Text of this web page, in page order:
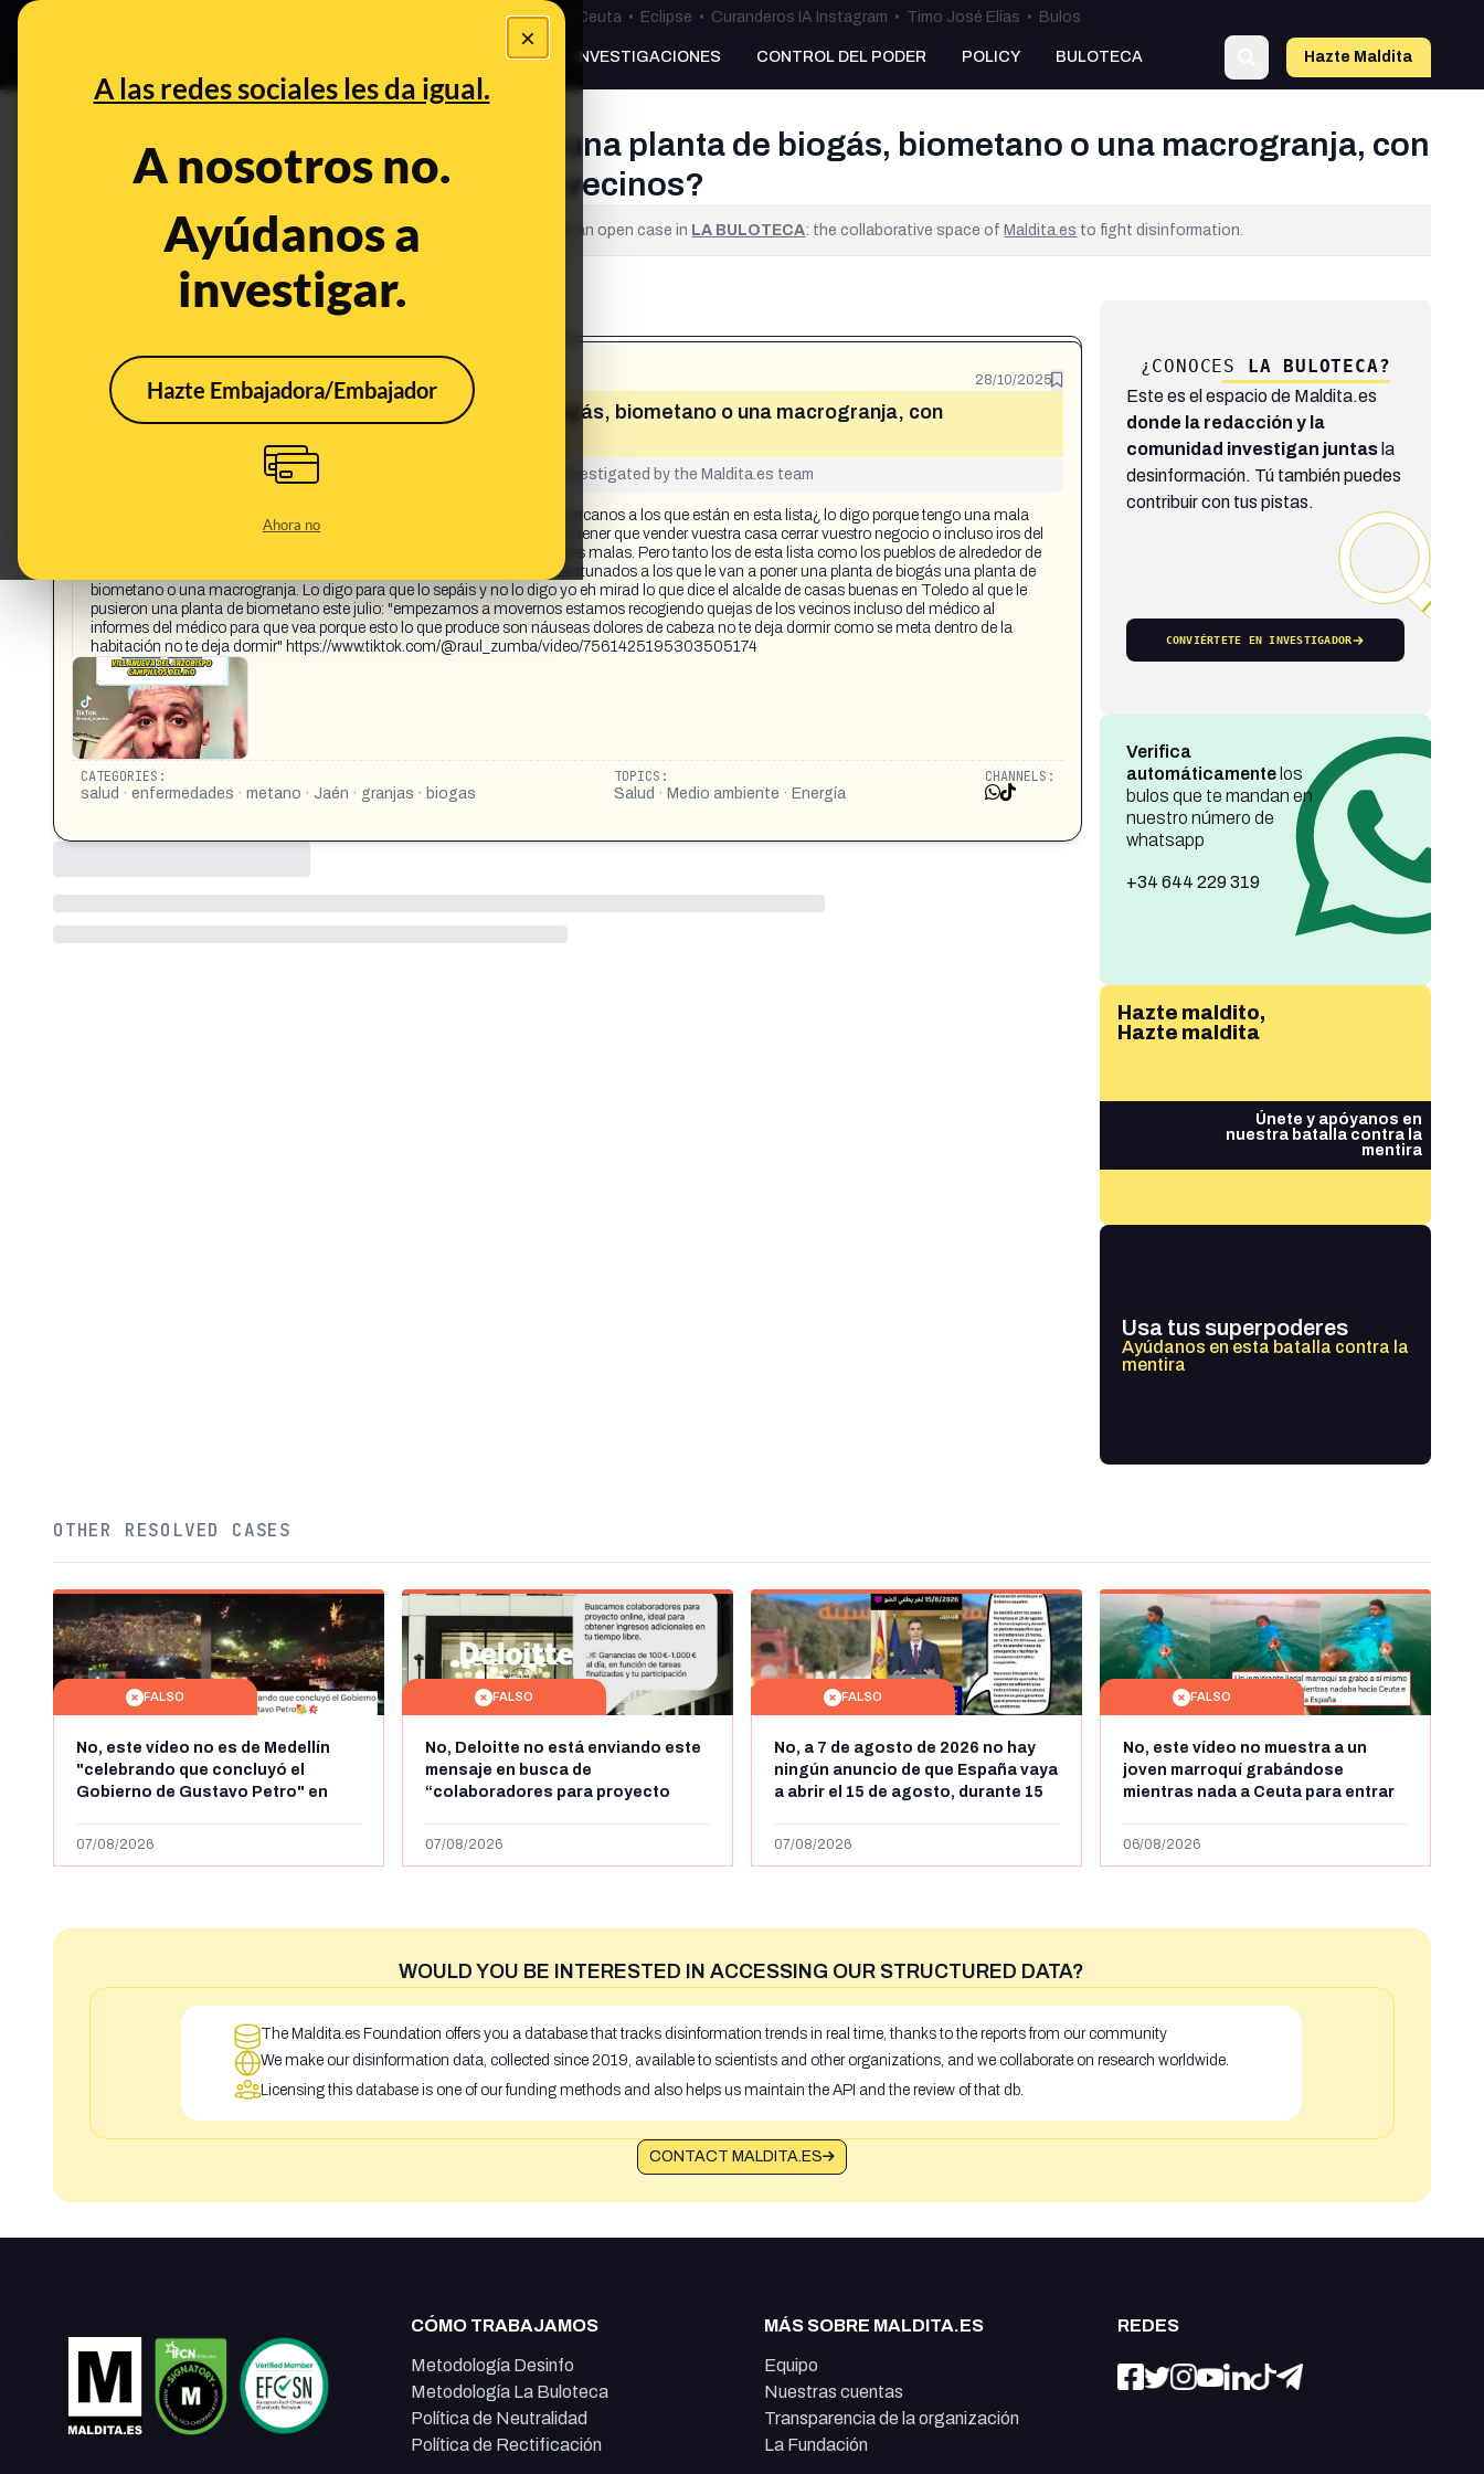
×
A las redes sociales les da igual.
A nosotros no.
Ayúdanos a
investigar.
Hazte Embajadora/Embajador
Ahora no
Especial Ceuta•Bulos Ceuta • Eclipse • Curanderos IA Instagram • Timo José Elías • Bulos
PREBUNKING INVESTIGACIONES CONTROL DEL PODER POLICY BULOTECA Hazte Maldita
¿Varios pueblos de Jaén tendrán una planta de biogás, biometano o una macrogranja, con
problemas para la salud para sus vecinos?
This content has NOT yet been verified. It is an open case in LA BULOTECA: the collaborative space ofMaldita.es to fight disinformation.
What's being said: 28/10/2025
«Varios pueblos de Jaén tendrán una planta de biogás, biometano o una macrogranja, con
This content has not yet been investigated by the Maldita.es team
¿vives o conoces a alguien que viva en esta lista o que viva en pueblos cercanos a los que están en esta lista¿ lo digo porque tengo una mala
noticia que daros: si vivía en alguno de estos sitios que sepáis que vais a tener que vender vuestra casa cerrar vuestro negocio o incluso iros del
pueblo y si decidís quedaros que sepáis que vais a aparecer enfermedades malas. Pero tanto los de esta lista como los pueblos de alrededor de
los que están en esta lista. Y es que los que están en esta lista son los afortunados a los que le van a poner una planta de biogás una planta de
biometano o una macrogranja. Lo digo para que lo sepáis y no lo digo yo eh mirad lo que dice el alcalde de casas buenas en Toledo al que le
pusieron una planta de biometano este julio: "empezamos a movernos estamos recogiendo quejas de los vecinos incluso del médico al
informes del médico para que vea porque esto lo que produce son náuseas dolores de cabeza no te deja dormir como se meta dentro de la
habitación no te deja dormir" https://www.tiktok.com/@raul_zumba/video/7561425195303505174
CATEGORIES:
salud · enfermedades · metano · Jaén · granjas · biogas
TOPICS:
Salud · Medio ambiente · Energía
CHANNELS:
¿CONOCES LA BULOTECA?
Este es el espacio de Maldita.es
donde la redacción y la
comunidad investigan juntasla
desinformación. Tú también puedes
contribuir con tus pistas.
CONVIÉRTETE EN INVESTIGADOR
Verifica
automáticamentelos
bulos que te mandan en
nuestro número de
whatsapp
+34 644 229 319
Hazte maldito,
Hazte maldita
Únete y apóyanos en
nuestra batalla contra la
mentira
Usa tus superpoderes
Ayúdanos en esta batalla contra la
mentira
OTHER RESOLVED CASES
FALSO
No, este vídeo no es de Medellín
"celebrando que concluyó el
Gobierno de Gustavo Petro" en
de 2024
07/08/2026
FALSO
No, Deloitte no está enviando este
mensaje en busca de
“colaboradores para proyecto
1.000 euros al día: es un timo
07/08/2026
FALSO
No, a 7 de agosto de 2026 no hay
ningún anuncio de que España vaya
a abrir el 15 de agosto, durante 15
y Ceuta
07/08/2026
FALSO
No, este vídeo no muestra a un
joven marroquí grabándose
mientras nada a Ceuta para entrar
más de 450km de Ceuta y el autor lo
06/08/2026
WOULD YOU BE INTERESTED IN ACCESSING OUR STRUCTURED DATA?
The Maldita.es Foundation offers you a database that tracks disinformation trends in real time, thanks to the reports from our community
We make our disinformation data, collected since 2019, available to scientists and other organizations, and we collaborate on research worldwide.
Licensing this database is one of our funding methods and also helps us maintain the API and the review of that db.
CONTACT MALDITA.ES
CÓMO TRABAJAMOS
Metodología Desinfo
Metodología La Buloteca
Política de Neutralidad
Política de Rectificación
MÁS SOBRE MALDITA.ES
Equipo
Nuestras cuentas
Transparencia de la organización
La Fundación
REDES